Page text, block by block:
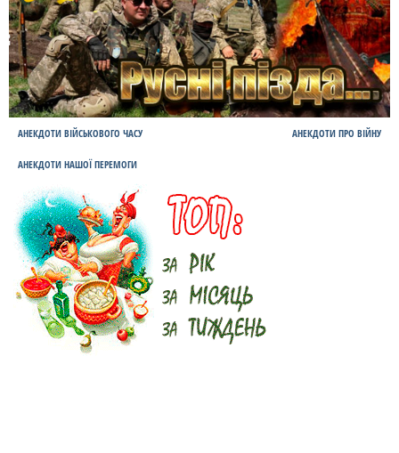
АНЕКДОТИ ВІЙСЬКОВОГО ЧАСУ АНЕКДОТИ ПРО ВІЙНУ
АНЕКДОТИ НАШОЇ ПЕРЕМОГИ